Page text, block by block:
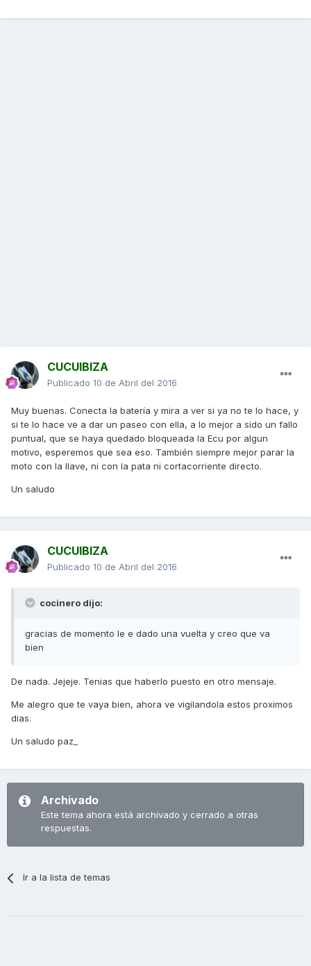
CUCUIBIZA
Publicado 10 de Abril del 2016
Muy buenas. Conecta la batería y mira a ver si ya no te lo hace, y
si te lo hace ve a dar un paseo con ella, a lo mejor a sido un fallo
puntual, que se haya quedado bloqueada la Ecu por algun
motivo, esperemos que sea eso. También siempre mejor parar la
moto con la llave, ni con la pata ni cortacorriente directo.
Un saludo
CUCUIBIZA
Publicado 10 de Abril del 2016
cocinero dijo:
gracias de momento le e dado una vuelta y creo que va
bien
De nada. Jejeje. Tenias que haberlo puesto en otro mensaje.
Me alegro que te vaya bien, ahora ve vigilandola estos proximos
dias.
Un saludo paz_
Archivado
Este tema ahora está archivado y cerrado a otras
respuestas.
Ir a la lista de temas